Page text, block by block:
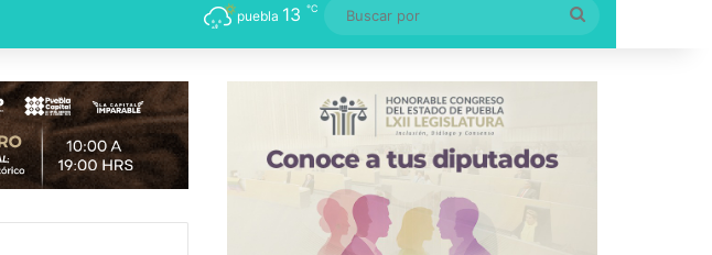
puebla 13 ℃
por